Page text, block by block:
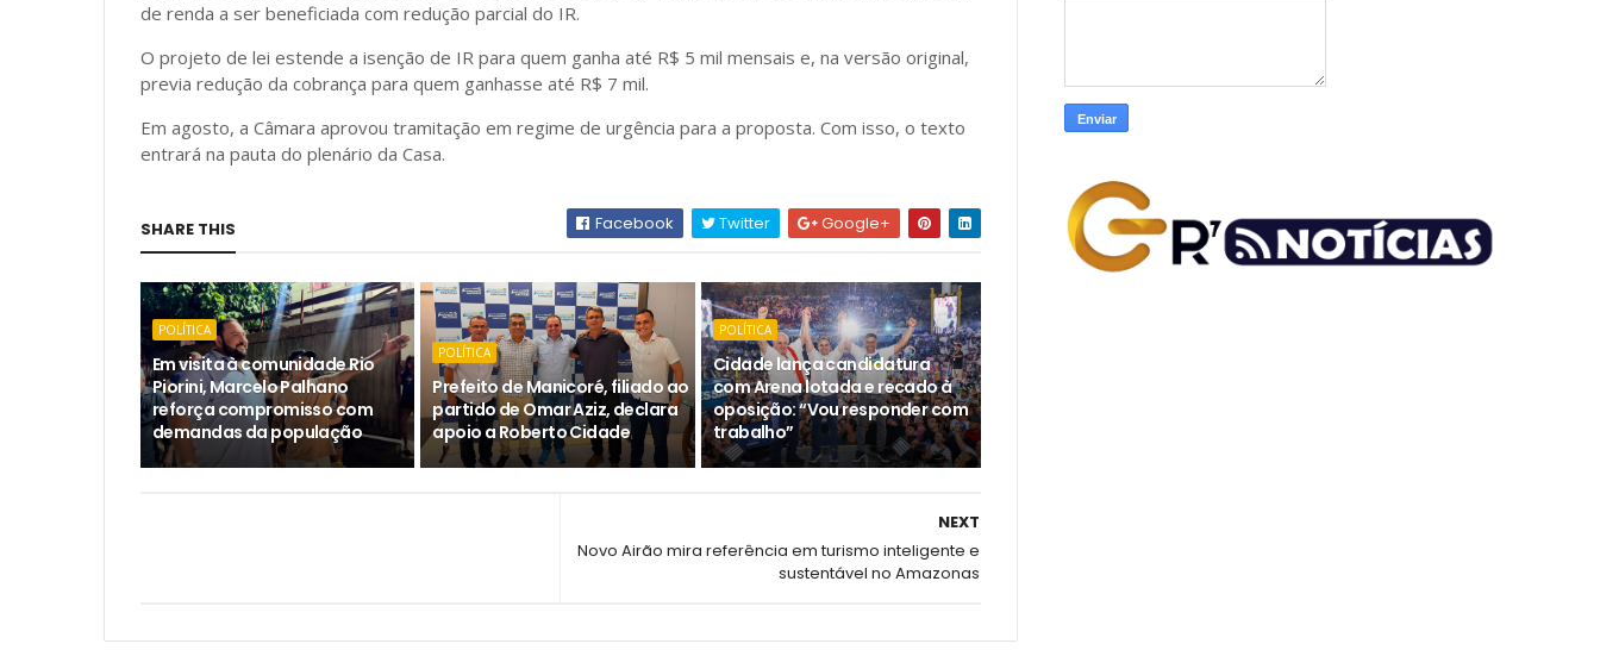
de renda a ser beneficiada com redução parcial do IR.
O projeto de lei estende a isenção de IR para quem ganha até R$ 5 mil mensais e, na versão original,
previa redução da cobrança para quem ganhasse até R$ 7 mil.
Em agosto, a Câmara aprovou tramitação em regime de urgência para a proposta. Com isso, o texto
entrará na pauta do plenário da Casa.
SHARE THIS Facebook Twitter Google+
POLÍTICA
Em visita à comunidade Rio
Piorini, Marcelo Palhano
reforça compromisso com
demandas da população
POLÍTICA
Prefeito de Manicoré, filiado ao
partido de Omar Aziz, declara
apoio a Roberto Cidade
POLÍTICA
Cidade lança candidatura
com Arena lotada e recado à
oposição: “Vou responder com
trabalho”
NEXT
Novo Airão mira referência em turismo inteligente e
sustentável no Amazonas